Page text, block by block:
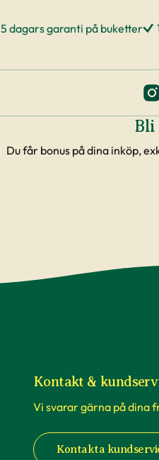
5 dagars garanti på buketter
Bli
Du får bonus på dina inköp,
Kontakt &
Vi svarar gärna på dina
Kontakta